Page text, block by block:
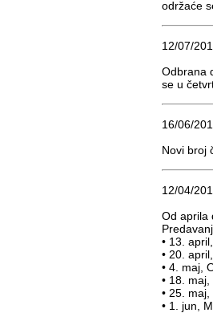
održaće
12/07/
Оdbrana
se u
16/06/
Novi broj
12/04/
Od aprila
• 13.
• 20.
• 4. maj,
• 18.
• 25.
• 1. jun,